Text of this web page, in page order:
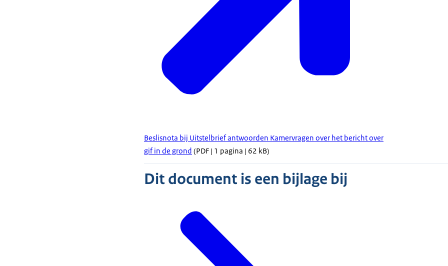
Beslisnota bij Uitstelbrief antwoorden Kamervragen over het bericht over
gif in de grond (PDF | 1 pagina | 62 kB)
Dit document is een bijlage bij